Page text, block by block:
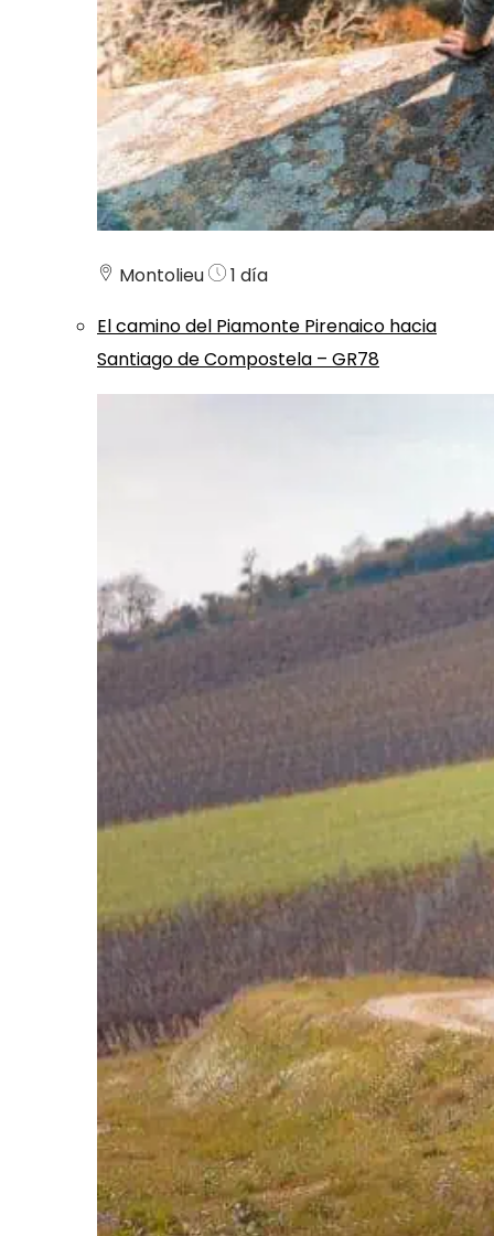
Montolieu
1 día
El camino del Piamonte Pirenaico hacia
Santiago de Compostela – GR78